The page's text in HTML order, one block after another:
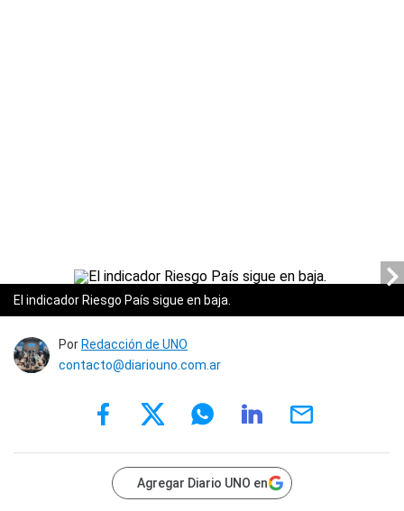
El indicador Riesgo País sigue en baja.
Por Redacción de UNO
contacto@diariouno.com.ar
Agregar Diario UNO en